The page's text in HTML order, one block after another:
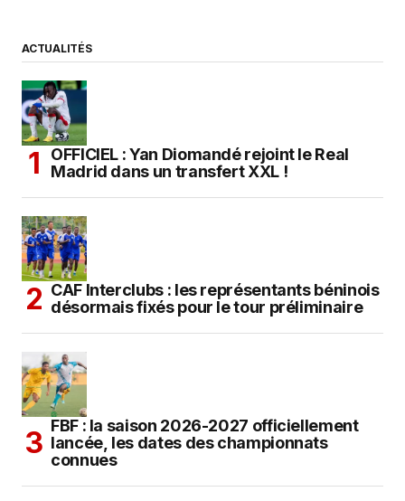
ACTUALITÉS
OFFICIEL : Yan Diomandé rejoint le Real
Madrid dans un transfert XXL !
CAF Interclubs : les représentants béninois
désormais fixés pour le tour préliminaire
FBF : la saison 2026-2027 officiellement
lancée, les dates des championnats
connues